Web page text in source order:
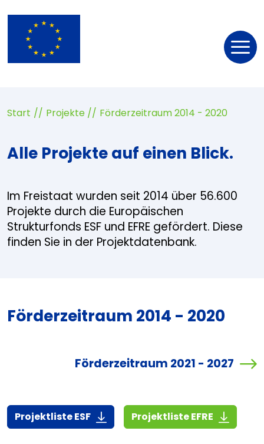
Start Projekte Förderzeitraum 2014 - 2020
Alle Projekte auf einen Blick.
Im Freistaat wurden seit 2014 über 56.600
Projekte durch die Europäischen
Strukturfonds ESF und EFRE gefördert. Diese
finden Sie in der Projektdatenbank.
Förderzeitraum 2014 - 2020
Förderzeitraum 2021 - 2027
Projektliste ESF(7,3 MiB)Projektliste EFRE (3,1 MiB)